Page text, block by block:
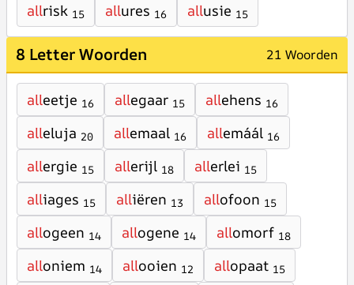
allrisk 15 allures 16 allusie 15
8 Letter Woorden 21 Woorden
alleetje 16 allegaar 15 allehens 16
alleluja 20 allemaal 16 allemáál 16
allergie 15 allerijl 18 allerlei 15
alliages 15 alliëren 13 allofoon 15
allogeen 14 allogene 14 allomorf 18
alloniem 14 allooien 12 allopaat 15